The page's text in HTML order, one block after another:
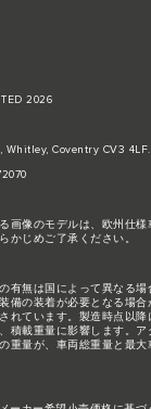
2026
Whitley, Coventry CV3 4LF.
画像のモデルは、欧州仕様
かじめご了承ください。
有無は国によって異なる場
備の装着が必要となる場
れています。製造時点以降
積載重量に影響します。ア
重量が、車両総重量と最大